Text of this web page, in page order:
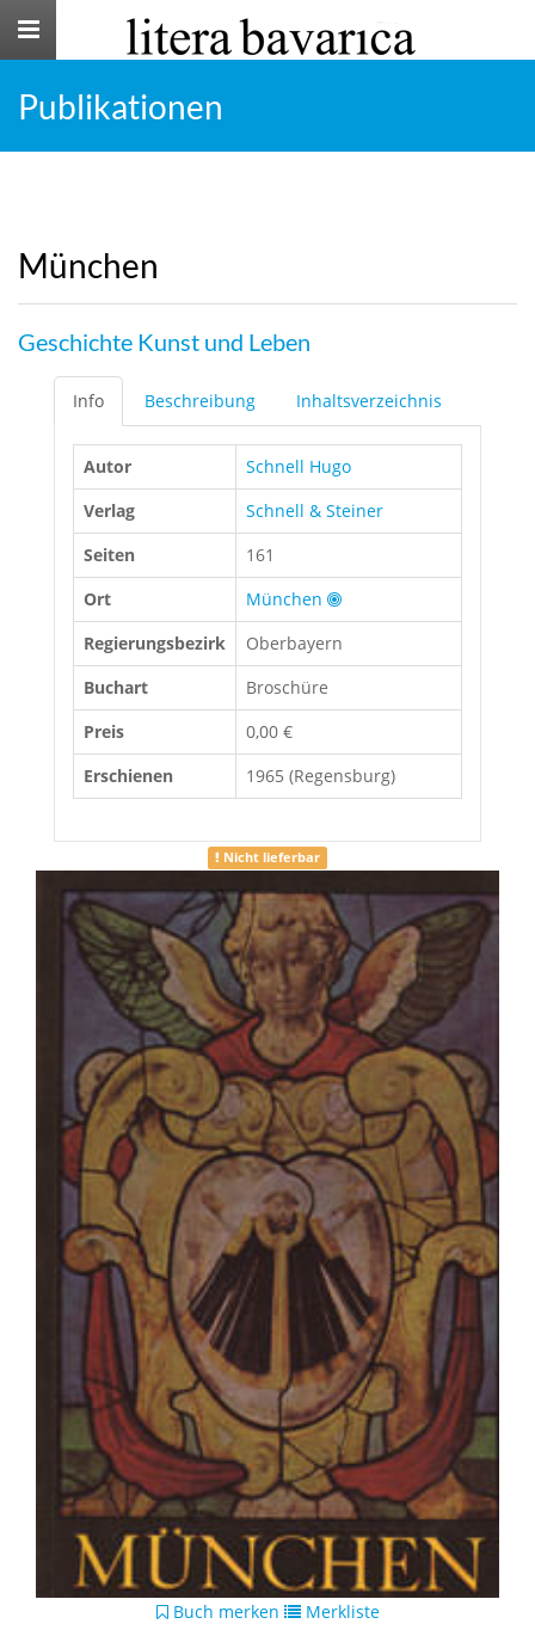
Toggle
Publikationen
München
Geschichte Kunst und Leben
Info Beschreibung Inhaltsverzeichnis
Autor
Schnell Hugo
Verlag
Schnell & Steiner
Seiten
161
Ort
München
Regierungsbezirk
Oberbayern
Buchart
Broschüre
Preis
0,00 €
Erschienen
1965 (Regensburg)
Nicht lieferbar
Buch merken Merkliste